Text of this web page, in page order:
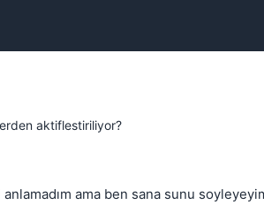
aktiflestiriliyor?
ama ben sana sunu